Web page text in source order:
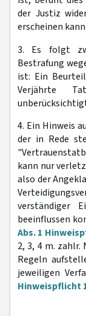
der Justiz
erscheinen kann.
3. Es folgt
Bestrafung
ist: Ein
Verjährte
4. Ein Hinweis
der in Rede
kann nur
also der
verständiger
beeinflussen
Abs. 1
2, 3, 4 m. zahlr.
Regeln
jeweiligen
Hinweispflicht